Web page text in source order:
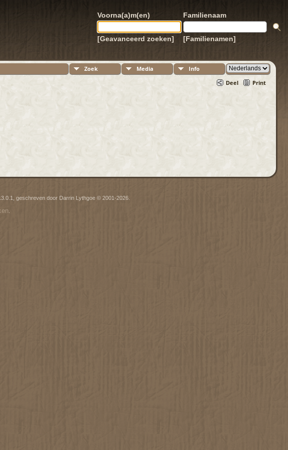
Voorna(a)m(en) Familienaam
[Geavanceerd zoeken] [Familienamen]
Zoek Media
Info
Deel
Print
geschreven door Darrin Lythgoe © 2001-2026.